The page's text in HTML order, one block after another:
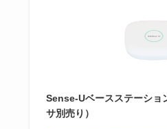
Sense-Uベースステーショ
サ別売り）